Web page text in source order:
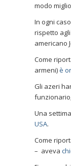
modo
In ogni
rispetto
americano
Come
armeni)è
Gli azeri
Una
USA.
Come
– aveva